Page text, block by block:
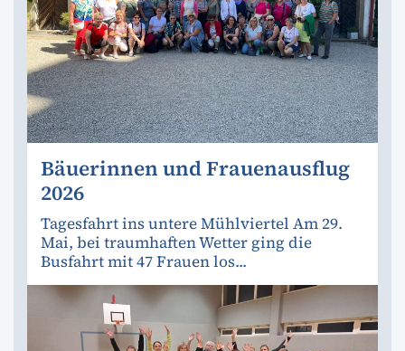
Bäuerinnen und Frauenausflug
2026
Tagesfahrt ins untere Mühlviertel Am 29.
Mai, bei traumhaften Wetter ging die
Busfahrt mit 47 Frauen los...